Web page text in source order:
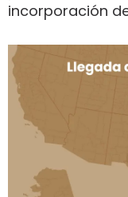
incorporación